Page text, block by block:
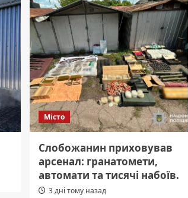
Місто
Слобожанин приховував
арсенал: гранатомети,
автомати та тисячі набоїв.
3 дні тому назад